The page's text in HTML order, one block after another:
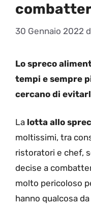
30 Gennaio 2022
Lo spreco
tempi e sempre
cercano di
La lotta allo
moltissimi, tra
ristoratori e chef,
decise a
molto pericoloso
hanno qualcosa